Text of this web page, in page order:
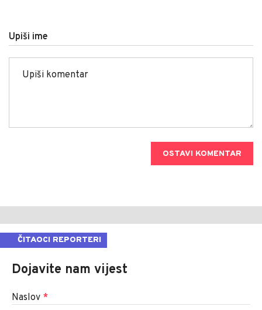
Upiši ime
OSTAVI KOMENTAR
ČITAOCI REPORTERI
Dojavite nam vijest
Naslov *